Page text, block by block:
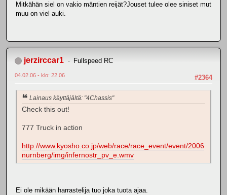
Mitkähän siel on vakio mäntien reijät?Jouset tulee olee siniset mut
muu on viel auki.
jerzirccar1 Fullspeed RC
#2364
04.02.06 - klo: 22.06
Lainaus käyttäjältä: "4Chassis"
Check this out!
777 Truck in action
http://www.kyosho.co.jp/web/race/race_event/event/2006
nurnberg/img/infernostr_pv_e.wmv
Ei ole mikään harrastelija tuo joka tuota ajaa.